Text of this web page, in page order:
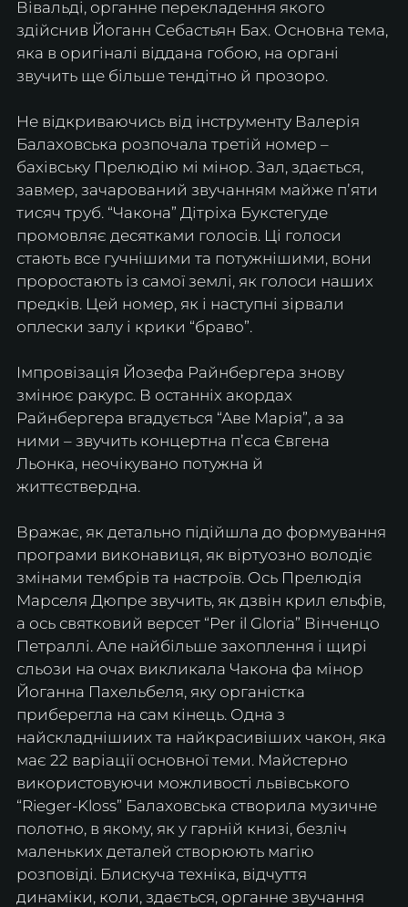
Вівальді, органне перекладення якого
здійснив Йоганн Себастьян Бах. Основна тема,
яка в оригіналі віддана гобою, на органі
звучить ще більше тендітно й прозоро.
Не відкриваючись від інструменту Валерія
Балаховська розпочала третій номер –
бахівську Прелюдію мі мінор. Зал, здається,
завмер, зачарований звучанням майже пʼяти
тисяч труб. “Чакона” Дітріха Букстегуде
промовляє десятками голосів. Ці голоси
стають все гучнішими та потужнішими, вони
проростають із самої землі, як голоси наших
предків. Цей номер, як і наступні зірвали
оплески залу і крики “браво”.
Імпровізація Йозефа Райнбергера знову
змінює ракурс. В останніх акордах
Райнбергера вгадується “Аве Марія”, а за
ними – звучить концертна пʼєса Євгена
Льонка, неочікувано потужна й
життєствердна.
Вражає, як детально підійшла до формування
програми виконавиця, як віртуозно володіє
змінами тембрів та настроїв. Ось Прелюдія
Марселя Дюпре звучить, як дзвін крил ельфів,
а ось святковий версет “Per il Gloria” Вінченцо
Петраллі. Але найбільше захоплення і щирі
сльози на очах викликала Чакона фа мінор
Йоганна Пахельбеля, яку органістка
приберегла на сам кінець. Одна з
найскладнішиих та найкрасивіших чакон, яка
має 22 варіації основної теми. Майстерно
використовуючи можливості львівського
“Rieger-Kloss” Балаховська створила музичне
полотно, в якому, як у гарній книзі, безліч
маленьких деталей створюють магію
розповіді. Блискуча техніка, відчуття
динаміки, коли, здається, органне звучання